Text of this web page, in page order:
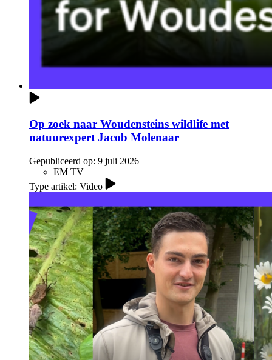
Op zoek naar Woudensteins wildlife met
natuurexpert Jacob Molenaar
Gepubliceerd op: 9 juli 2026
EM TV
Type artikel: Video